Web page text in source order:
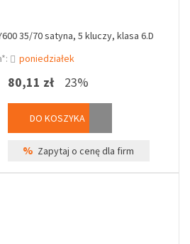
35/70 satyna, 5 kluczy, klasa 6.D
poniedziałek
80,11 zł 23%
DO KOSZYKA
% Zapytaj o cenę dla firm